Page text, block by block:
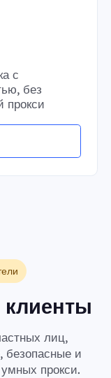
с
без
прокси
лиц,
безопасные и
прокси.